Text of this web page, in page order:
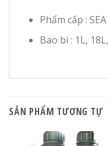
Phẩm cấp :
Bao bì : 1L,
SẢN PHẨM TƯƠNG TỰ